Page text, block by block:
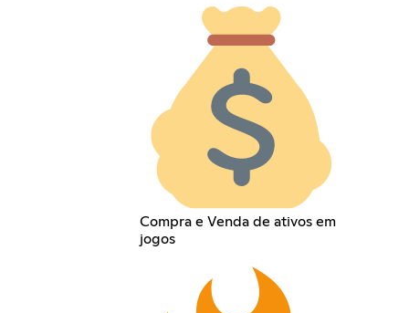
Compra e Venda de ativos em
jogos